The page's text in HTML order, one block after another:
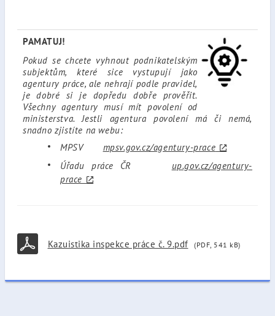
PAMATUJ!
Pokud se chcete vyhnout podnikatelským
subjektům, které sice vystupují jako
agentury práce, ale nehrají podle pravidel,
je dobré si je dopředu dobře prověřit.
Všechny agentury musí mít povolení od
ministerstva. Jestli agentura povolení má či nemá,
snadno zjistíte na webu:
MPSV mpsv.gov.cz/agentury-prace
Úřadu práce ČR up.gov.cz/agentury-
prace
Kazuistika inspekce práce č. 9.pdf (PDF, 541 kB)